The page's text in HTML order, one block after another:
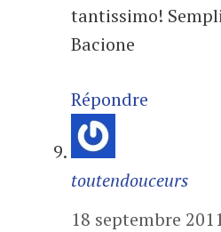
tantissimo!
Bacione
Répondre
toutendouceurs
18 septembre